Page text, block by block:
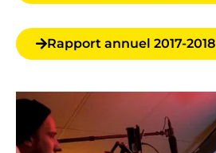
Rapport annuel 2017-2018